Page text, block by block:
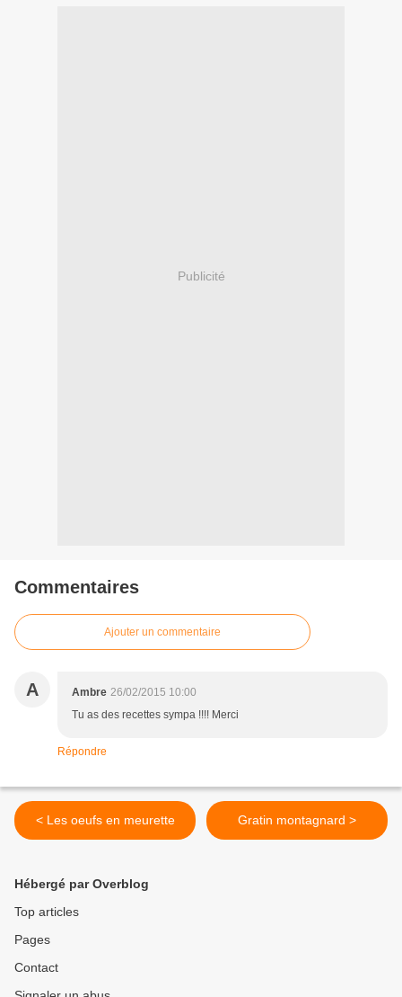
Publicité
Commentaires
Ajouter un commentaire
A Ambre 26/02/2015 10:00
Tu as des recettes sympa !!!! Merci
Répondre
< Les oeufs en meurette Gratin montagnard >
Hébergé par Overblog
Top articles
Pages
Contact